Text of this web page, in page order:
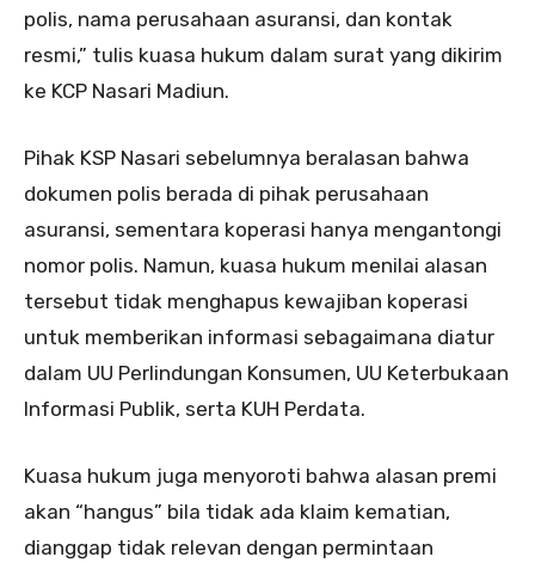
polis, nama perusahaan asuransi, dan kontak
resmi,” tulis kuasa hukum dalam surat yang dikirim
ke KCP Nasari Madiun.
Pihak KSP Nasari sebelumnya beralasan bahwa
dokumen polis berada di pihak perusahaan
asuransi, sementara koperasi hanya mengantongi
nomor polis. Namun, kuasa hukum menilai alasan
tersebut tidak menghapus kewajiban koperasi
untuk memberikan informasi sebagaimana diatur
dalam UU Perlindungan Konsumen, UU Keterbukaan
Informasi Publik, serta KUH Perdata.
Kuasa hukum juga menyoroti bahwa alasan premi
akan “hangus” bila tidak ada klaim kematian,
dianggap tidak relevan dengan permintaan